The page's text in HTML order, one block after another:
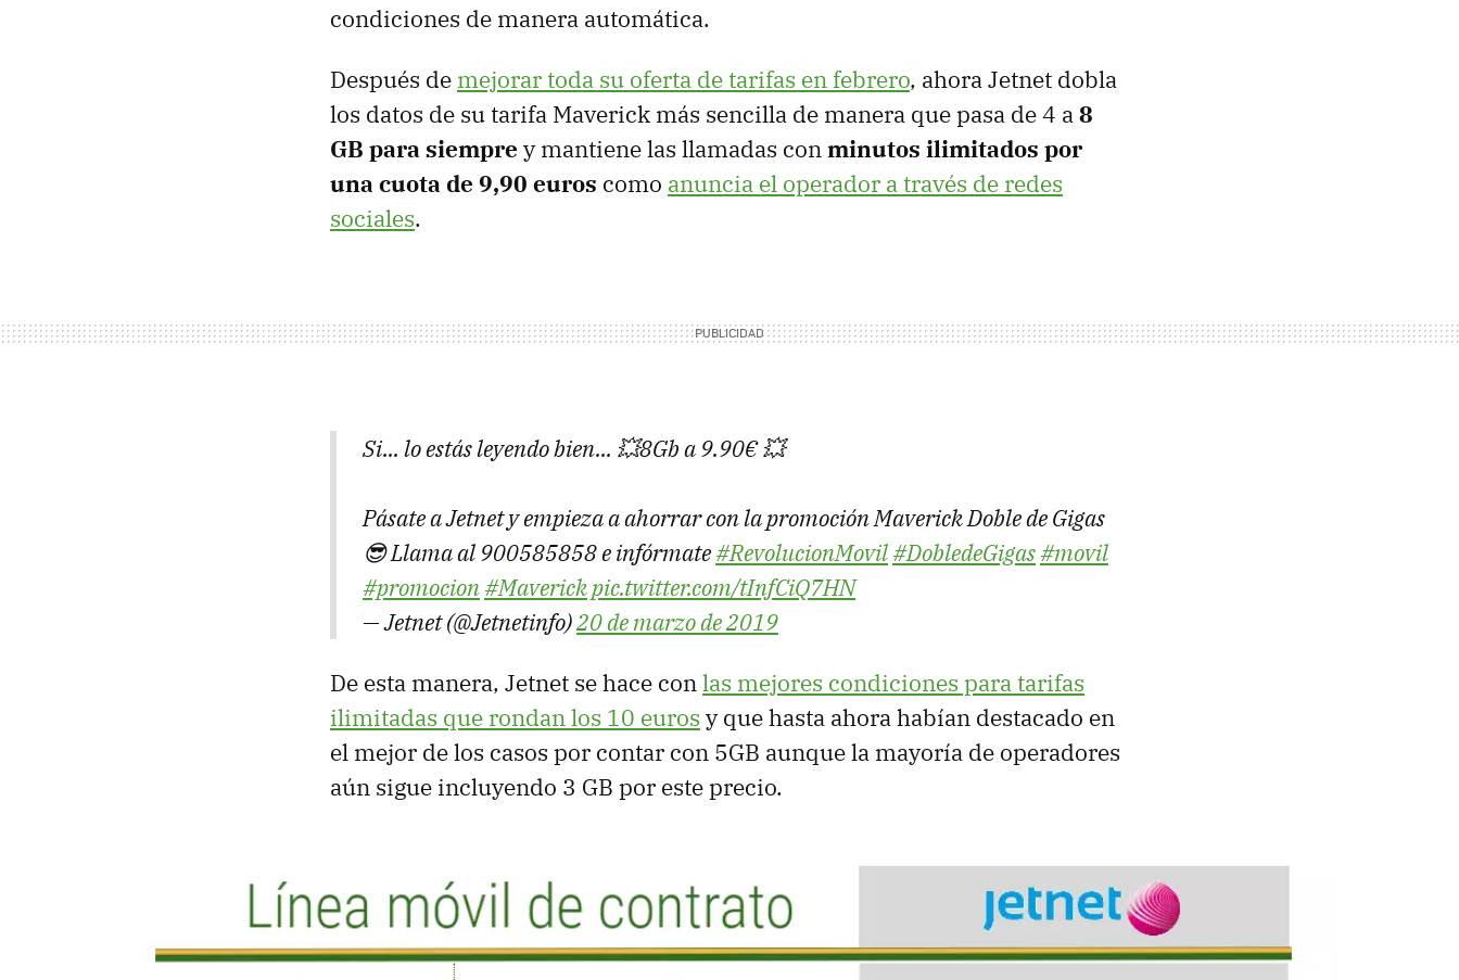
condiciones de manera automática.
Después de mejorar toda su oferta de tarifas en febrero, ahora Jetnet dobla
los datos de su tarifa Maverick más sencilla de manera que pasa de 4 a8
GB para siempre y mantiene las llamadas conminutos ilimitados por
una cuota de 9,90 euros como anuncia el operador a través de redes
sociales.
Si... lo estás leyendo bien... 💥8Gb a 9.90€ 💥
Pásate a Jetnet y empieza a ahorrar con la promoción Maverick Doble de Gigas
😎 Llama al 900585858 e infórmate#RevolucionMovil#DobledeGigas#movil
#promocion#Maverickpic.twitter.com/tInfCiQ7HN
— Jetnet (@Jetnetinfo)20 de marzo de 2019
De esta manera, Jetnet se hace conlas mejores condiciones para tarifas
ilimitadas que rondan los 10 euros y que hasta ahora habían destacado en
el mejor de los casos por contar con 5GB aunque la mayoría de operadores
aún sigue incluyendo 3 GB por este precio.